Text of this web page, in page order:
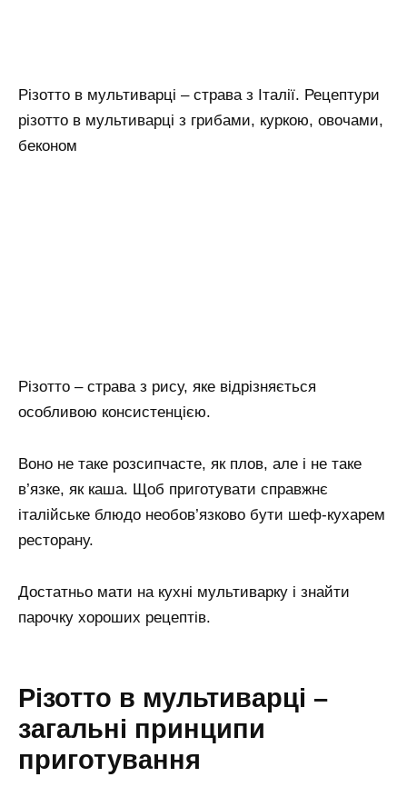
Різотто в мультиварці – страва з Італії. Рецептури
різотто в мультиварці з грибами, куркою, овочами,
беконом
Різотто – страва з рису, яке відрізняється
особливою консистенцією.
Воно не таке розсипчасте, як плов, але і не таке
в’язке, як каша. Щоб приготувати справжнє
італійське блюдо необов’язково бути шеф-кухарем
ресторану.
Достатньо мати на кухні мультиварку і знайти
парочку хороших рецептів.
Різотто в мультиварці –
загальні принципи
приготування